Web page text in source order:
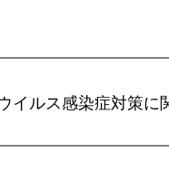
イルス感染症対策に